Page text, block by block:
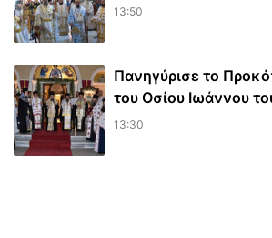
13:50
Πανηγύρισε το
του Οσίου Ιωάννου
13:30